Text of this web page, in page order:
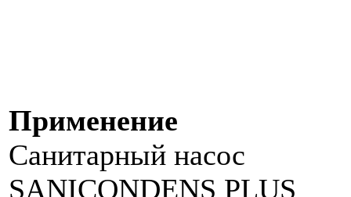
Применение
Санитарный насос
SANICONDENS PLUS